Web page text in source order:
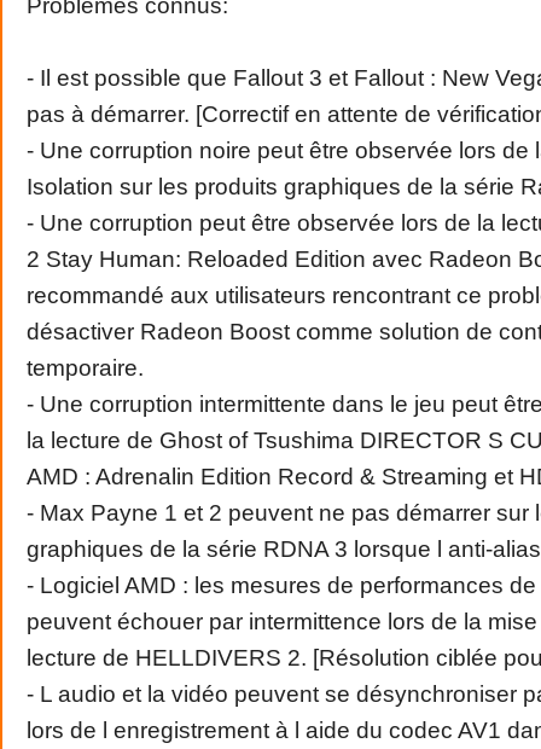
Problèmes connus:
- Il est possible que Fallout 3 et Fallout : New
pas à démarrer. [Correctif en attente de
- Une corruption noire peut être observée lors de
Isolation sur les produits graphiques de la série
- Une corruption peut être observée lors de la
2 Stay Human: Reloaded Edition avec Radeon
recommandé aux utilisateurs rencontrant ce
désactiver Radeon Boost comme solution de
temporaire.
- Une corruption intermittente dans le jeu peut
la lecture de Ghost of Tsushima DIRECTOR S
AMD : Adrenalin Edition Record & Streaming et
- Max Payne 1 et 2 peuvent ne pas démarrer sur
graphiques de la série RDNA 3 lorsque l anti-
- Logiciel AMD : les mesures de performances
peuvent échouer par intermittence lors de la
lecture de HELLDIVERS 2. [Résolution ciblée
- L audio et la vidéo peuvent se désynchroniser
lors de l enregistrement à l aide du codec AV1